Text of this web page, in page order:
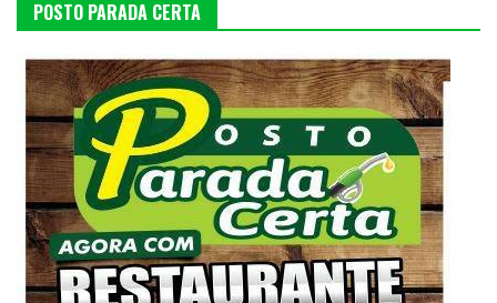
POSTO PARADA CERTA